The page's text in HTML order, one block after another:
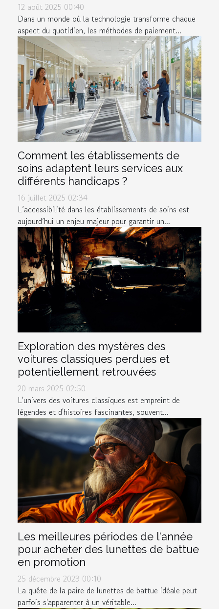
12 août 2025 00:40
Dans un monde où la technologie transforme chaque
aspect du quotidien, les méthodes de paiement...
Comment les établissements de
soins adaptent leurs services aux
différents handicaps ?
16 juillet 2025 02:34
L’accessibilité dans les établissements de soins est
aujourd’hui un enjeu majeur pour garantir un...
Exploration des mystères des
voitures classiques perdues et
potentiellement retrouvées
20 mars 2025 02:50
L'univers des voitures classiques est empreint de
légendes et d'histoires fascinantes, souvent...
Les meilleures périodes de l'année
pour acheter des lunettes de battue
en promotion
25 décembre 2023 00:10
La quête de la paire de lunettes de battue idéale peut
parfois s'apparenter à un véritable...